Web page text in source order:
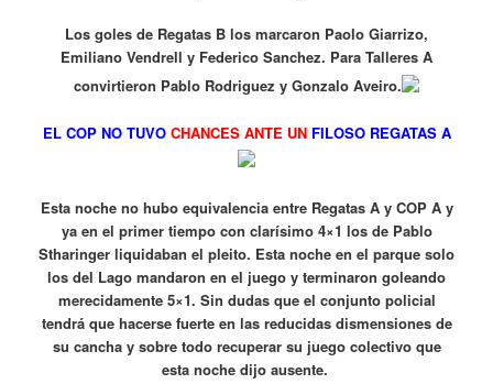
Los goles de Regatas B los marcaron Paolo Giarrizo,
Emiliano Vendrell y Federico Sanchez. Para Talleres A
convirtieron Pablo Rodriguez y Gonzalo Aveiro.
EL COP NO TUVO CHANCES ANTE UNFILOSO REGATAS A
Esta noche no hubo equivalencia entre Regatas A y COP A y
ya en el primer tiempo con clarísimo 4×1 los de Pablo
Stharinger liquidaban el pleito. Esta noche en el parque solo
los del Lago mandaron en el juego y terminaron goleando
merecidamente 5×1. Sin dudas que el conjunto policial
tendrá que hacerse fuerte en las reducidas dismensiones de
su cancha y sobre todo recuperar su juego colectivo que
esta noche dijo ausente.